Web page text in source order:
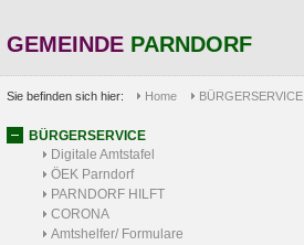
GEMEINDE PARNDORF
Sie befinden sich hier: Home BÜRGERSERVICE
BÜRGERSERVICE
Digitale Amtstafel
ÖEK Parndorf
PARNDORF HILFT
CORONA
Amtshelfer/ Formulare